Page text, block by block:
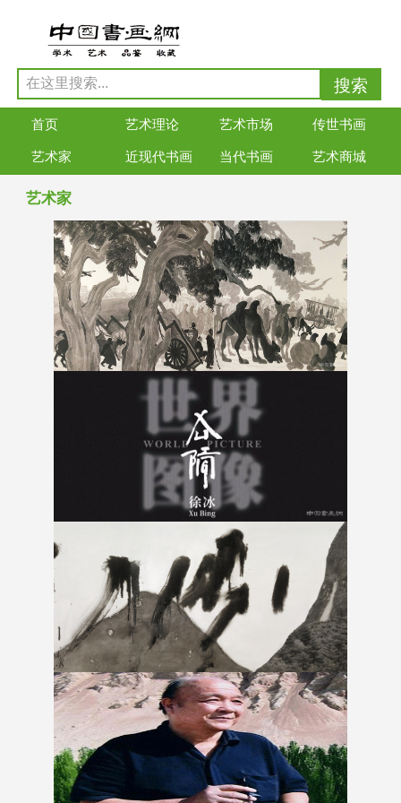
首页 艺术理论 艺术市场 传世书画
艺术家 近现代书画 当代书画 艺术商城
艺术家